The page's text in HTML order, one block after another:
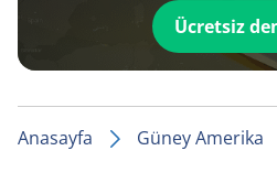
Ücretsiz
Anasayfa Güney Amerika